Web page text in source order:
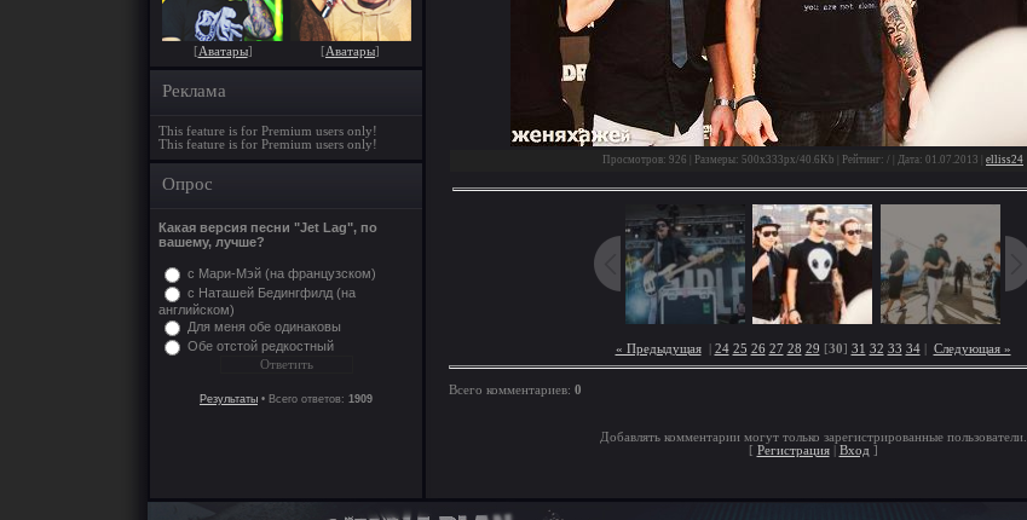
[Аватары] [Аватары]
Реклама
This feature is for Premium users only!
This feature is for Premium users only!
Опрос
Какая версия песни "Jet Lag", по
вашему, лучше?
с Мари-Мэй (на французском)
с Наташей Бедингфилд (на
английском)
Для меня обе одинаковы
Обе отстой редкостный
Результаты • Всего ответов: 1909
Просмотров: 926 | Размеры: 500x333px/40.6Kb | Рейтинг: / | Дата: 01.07.2013 | elliss24
« Предыдущая| 24 25 26 27 28 29 [30] 31 32 33 34| Следующая »
Всего комментариев: 0
Добавлять комментарии могут только зарегистрированные пользователи.
[ Регистрация| Вход ]